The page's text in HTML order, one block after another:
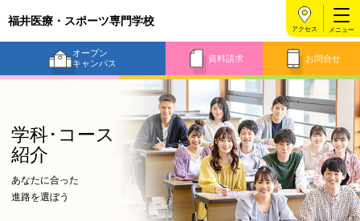
福井医療・スポーツ専門学校
オープン
キャンパス
資料請求 お問合せ
アクセス
学科･コース
紹介
あなたに合った
進路を選ぼう